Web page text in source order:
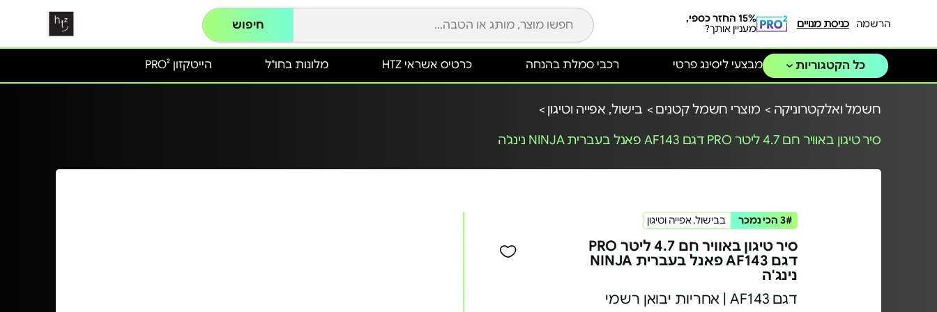
הרשמה כניסת מנויים
15% החזר כספי,
מעניין אותך?
חיפוש
כל הקטגוריות הייטקזון PRO² מלונות בחו"ל כרטיס אשראי HTZ מבצעי ליסינג פרטי רכבי סמלת בהנחה
חשמל ואלקטרוניקה > מוצרי חשמל קטנים > בישול, אפייה וטיגון >
סיר טיגון באוויר חם 4.7 ליטר PRO דגם AF143 פאנל בעברית NINJA נינג'ה
3# הכי נמכר בבישול, אפייה וטיגון
סיר טיגון באוויר חם 4.7 ליטר PRO
דגם AF143 פאנל בעברית NINJA
נינג'ה
דגם AF143 | אחריות יבואן רשמי